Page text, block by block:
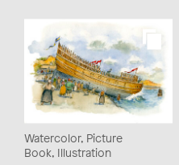
Watercolor, Picture
Book, Illustration